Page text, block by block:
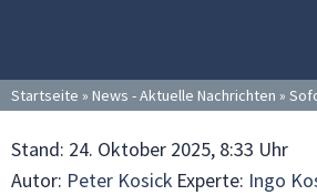
Startseite » News - Aktuelle Nachrichten »
Stand: 24. Oktober 2025, 8:33 Uhr
Autor: Peter Kosick Experte: Ingo